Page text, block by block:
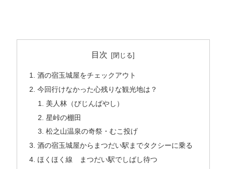
目次
酒の宿玉城屋をチェックアウト
今回行けなかった心残りな観光地は？
美人林（びじんばやし）
星峠の棚田
松之山温泉の奇祭・むこ投げ
酒の宿玉城屋からまつだい駅までタクシーに乗る
ほくほく線 まつだい駅でしばし待つ